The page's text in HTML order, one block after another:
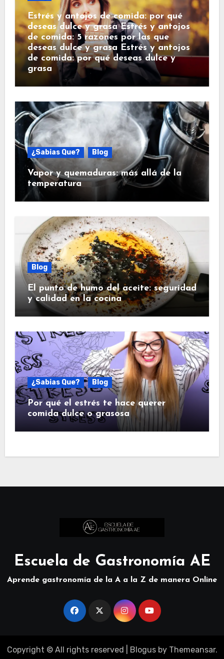
Estrés y antojos de comida: por qué
deseas dulce y grasa Estrés y antojos
de comida: 5 razones por las que
deseas dulce y grasa Estrés y antojos
de comida: por qué deseas dulce y
grasa
¿Sabias Que? Blog
Vapor y quemaduras: más allá de la
temperatura
Blog
El punto de humo del aceite: seguridad
y calidad en la cocina
¿Sabias Que? Blog
Por qué el estrés te hace querer
comida dulce o grasosa
Escuela de Gastronomía AE
Aprende gastronomía de la A a la Z de manera Online
Copyright © All rights reserved Blogusby Themeansar.